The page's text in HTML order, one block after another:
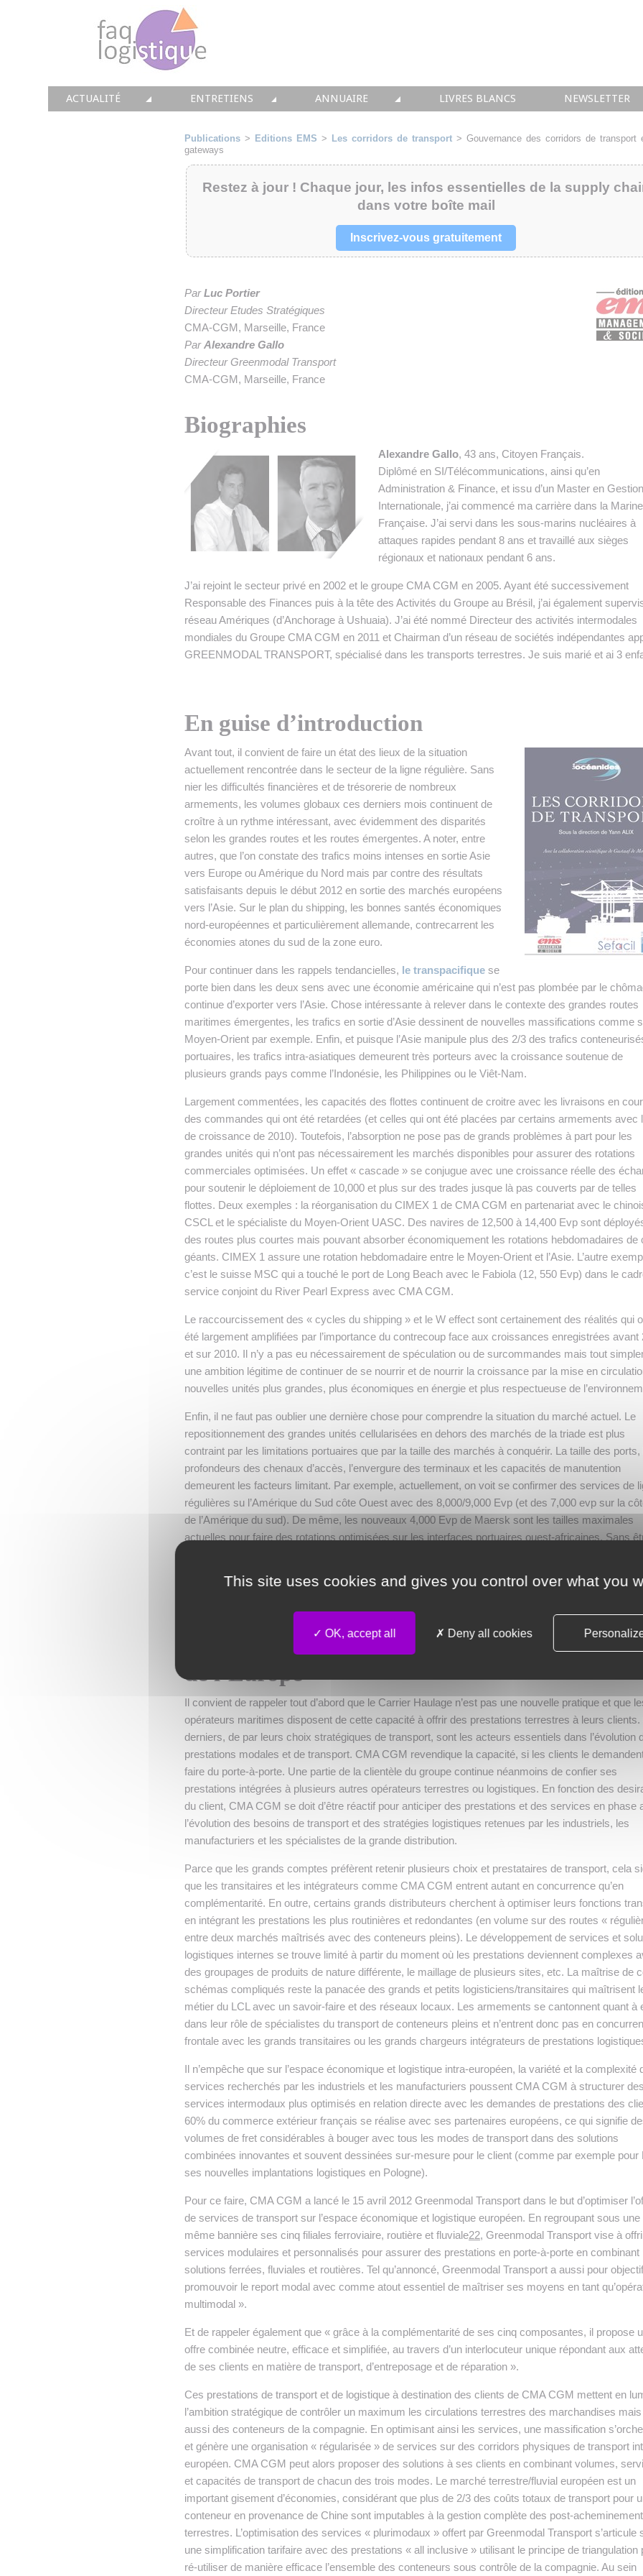
ACTUALITÉ ENTRETIENS
• TRANSPORT
• SUPPLY / CHAIN
LES PAROLES D'EXPERT
TOUTES LES INTERVIEWS
👉 PRENDRE LA PAROLE
ANNUAIRE
• SOLUTIONS
• INTEGRATION
• FORMATION
• INTRALOGISTIQUE
• PRESTATION LOGISTIQUE
LIVRES BLANCS NEWSLETTER
Publications > Editions EMS > Les corridors de transport> Gouvernance des corridors de transport
gateways
Restez à jour ! Chaque jour, les infos essentielles de la supply
dans votre boîte mail
Inscrivez-vous gratuitement
ParLuc Portier
Directeur Etudes Stratégiques
CMA-CGM, Marseille, France
ParAlexandre Gallo
Directeur Greenmodal Transport
CMA-CGM, Marseille, France
Biographies
Alexandre Gallo, 43 ans, Citoyen Français.
Diplômé en SI/Télécommunications, ainsi qu’en
Administration & Finance, et issu d’un Master en Gestion
Internationale, j’ai commencé ma carrière dans la Marine
Française. J’ai servi dans les sous-marins nucléaires à
attaques rapides pendant 8 ans et travaillé aux sièges
régionaux et nationaux pendant 6 ans.
J’ai rejoint le secteur privé en 2002 et le groupe CMA CGM en 2005. Ayant été successivement
Responsable des Finances puis à la tête des Activités du Groupe au Brésil, j’ai également
réseau Amériques (d’Anchorage à Ushuaia). J’ai été nommé Directeur des activités intermodales
mondiales du Groupe CMA CGM en 2011 et Chairman d’un réseau de sociétés indépendantes
GREENMODAL TRANSPORT, spécialisé dans les transports terrestres. Je suis marié et ai 3
En guise d’introduction
Avant tout, il convient de faire un état des lieux de la situation
actuellement rencontrée dans le secteur de la ligne régulière. Sans
nier les difficultés financières et de trésorerie de nombreux
armements, les volumes globaux ces derniers mois continuent de
croître à un rythme intéressant, avec évidemment des disparités
selon les grandes routes et les routes émergentes. A noter, entre
autres, que l’on constate des trafics moins intenses en sortie Asie
vers Europe ou Amérique du Nord mais par contre des résultats
satisfaisants depuis le début 2012 en sortie des marchés européens
vers l’Asie. Sur le plan du shipping, les bonnes santés économiques
nord-européennes et particulièrement allemande, contrecarrent les
économies atones du sud de la zone euro.
Pour continuer dans les rappels tendancielles, le transpacifique se
porte bien dans les deux sens avec une économie américaine qui n’est pas plombée par le
continue d’exporter vers l’Asie. Chose intéressante à relever dans le contexte des grandes routes
maritimes émergentes, les trafics en sortie d’Asie dessinent de nouvelles massifications comme
Moyen-Orient par exemple. Enfin, et puisque l’Asie manipule plus des 2/3 des trafics
portuaires, les trafics intra-asiatiques demeurent très porteurs avec la croissance soutenue de
plusieurs grands pays comme l’Indonésie, les Philippines ou le Viêt-Nam.
Largement commentées, les capacités des flottes continuent de croitre avec les livraisons en
des commandes qui ont été retardées (et celles qui ont été placées par certains armements avec
de croissance de 2010). Toutefois, l’absorption ne pose pas de grands problèmes à part pour les
grandes unités qui n’ont pas nécessairement les marchés disponibles pour assurer des rotations
commerciales optimisées. Un effet « cascade » se conjugue avec une croissance réelle des
pour soutenir le déploiement de 10,000 et plus sur des trades jusque là pas couverts par de telles
flottes. Deux exemples : la réorganisation du CIMEX 1 de CMA CGM en partenariat avec le
CSCL et le spécialiste du Moyen-Orient UASC. Des navires de 12,500 à 14,400 Evp sont
des routes plus courtes mais pouvant absorber économiquement les rotations hebdomadaires de
géants. CIMEX 1 assure une rotation hebdomadaire entre le Moyen-Orient et l’Asie. L’autre
c’est le suisse MSC qui a touché le port de Long Beach avec le Fabiola (12, 550 Evp) dans le
service conjoint du River Pearl Express avec CMA CGM.
Le raccourcissement des « cycles du shipping » et le W effect sont certainement des réalités qui
été largement amplifiées par l’importance du contrecoup face aux croissances enregistrées avant
et sur 2010. Il n’y a pas eu nécessairement de spéculation ou de surcommandes mais tout
une ambition légitime de continuer de se nourrir et de nourrir la croissance par la mise en
nouvelles unités plus grandes, plus économiques en énergie et plus respectueuse de
Enfin, il ne faut pas oublier une dernière chose pour comprendre la situation du marché actuel. Le
repositionnement des grandes unités cellularisées en dehors des marchés de la triade est plus
contraint par les limitations portuaires que par la taille des marchés à conquérir. La taille des ports,
profondeurs des chenaux d’accès, l’envergure des terminaux et les capacités de manutention
demeurent les facteurs limitant. Par exemple, actuellement, on voit se confirmer des services de
régulières su l’Amérique du Sud côte Ouest avec des 8,000/9,000 Evp (et des 7,000 evp sur la
de l’Amérique du sud). De même, les nouveaux 4,000 Evp de Maersk sont les tailles maximales
actuelles pour faire des rotations optimisées sur les interfaces portuaires ouest-africaines. Sans
CMA CGM comme fournisseur intégré
prestations multimodales de transport : le
de l’Europe
Il convient de rappeler tout d’abord que le Carrier Haulage n’est pas une nouvelle pratique et que
opérateurs maritimes disposent de cette capacité à offrir des prestations terrestres à leurs clients.
derniers, de par leurs choix stratégiques de transport, sont les acteurs essentiels dans l’évolution
prestations modales et de transport. CMA CGM revendique la capacité, si les clients le
faire du porte-à-porte. Une partie de la clientèle du groupe continue néanmoins de confier ses
prestations intégrées à plusieurs autres opérateurs terrestres ou logistiques. En fonction des
du client, CMA CGM se doit d’être réactif pour anticiper des prestations et des services en phase
l’évolution des besoins de transport et des stratégies logistiques retenues par les industriels, les
manufacturiers et les spécialistes de la grande distribution.
Parce que les grands comptes préfèrent retenir plusieurs choix et prestataires de transport, cela
que les transitaires et les intégrateurs comme CMA CGM entrent autant en concurrence qu’en
complémentarité. En outre, certains grands distributeurs cherchent à optimiser leurs fonctions
en intégrant les prestations les plus routinières et redondantes (en volume sur des routes «
entre deux marchés maîtrisés avec des conteneurs pleins). Le développement de services et
logistiques internes se trouve limité à partir du moment où les prestations deviennent complexes
des groupages de produits de nature différente, le maillage de plusieurs sites, etc. La maîtrise de
schémas compliqués reste la panacée des grands et petits logisticiens/transitaires qui maîtrisent
métier du LCL avec un savoir-faire et des réseaux locaux. Les armements se cantonnent quant à
dans leur rôle de spécialistes du transport de conteneurs pleins et n’entrent donc pas en
frontale avec les grands transitaires ou les grands chargeurs intégrateurs de prestations
Il n’empêche que sur l’espace économique et logistique intra-européen, la variété et la complexité
services recherchés par les industriels et les manufacturiers poussent CMA CGM à structurer des
services intermodaux plus optimisés en relation directe avec les demandes de prestations des
60% du commerce extérieur français se réalise avec ses partenaires européens, ce qui signifie
volumes de fret considérables à bouger avec tous les modes de transport dans des solutions
combinées innovantes et souvent dessinées sur-mesure pour le client (comme par exemple pour
ses nouvelles implantations logistiques en Pologne).
Pour ce faire, CMA CGM a lancé le 15 avril 2012 Greenmodal Transport dans le but d’optimiser
de services de transport sur l’espace économique et logistique européen. En regroupant sous une
même bannière ses cinq filiales ferroviaire, routière et fluviale22, Greenmodal Transport vise à
services modulaires et personnalisés pour assurer des prestations en porte-à-porte en combinant
solutions ferrées, fluviales et routières. Tel qu’annoncé, Greenmodal Transport a aussi pour
promouvoir le report modal avec comme atout essentiel de maîtriser ses moyens en tant
multimodal ».
Et de rappeler également que « grâce à la complémentarité de ses cinq composantes, il propose
offre combinée neutre, efficace et simplifiée, au travers d’un interlocuteur unique répondant aux
de ses clients en matière de transport, d’entreposage et de réparation ».
Ces prestations de transport et de logistique à destination des clients de CMA CGM mettent en
l’ambition stratégique de contrôler un maximum les circulations terrestres des marchandises mais
aussi des conteneurs de la compagnie. En optimisant ainsi les services, une massification
et génère une organisation « régularisée » de services sur des corridors physiques de transport
européen. CMA CGM peut alors proposer des solutions à ses clients en combinant volumes,
et capacités de transport de chacun des trois modes. Le marché terrestre/fluvial européen est un
important gisement d’économies, considérant que plus de 2/3 des coûts totaux de transport pour
conteneur en provenance de Chine sont imputables à la gestion complète des post-
terrestres. L’optimisation des services « plurimodaux » offert par Greenmodal Transport s’articule
une simplification tarifaire avec des prestations « all inclusive » utilisant le principe de triangulation
ré-utiliser de manière efficace l’ensemble des conteneurs sous contrôle de la compagnie. Au sein
This site uses cookies and gives you control over what you
OK, accept all Deny all cookies